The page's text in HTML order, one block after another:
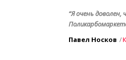
“Я очень
Павел Носков